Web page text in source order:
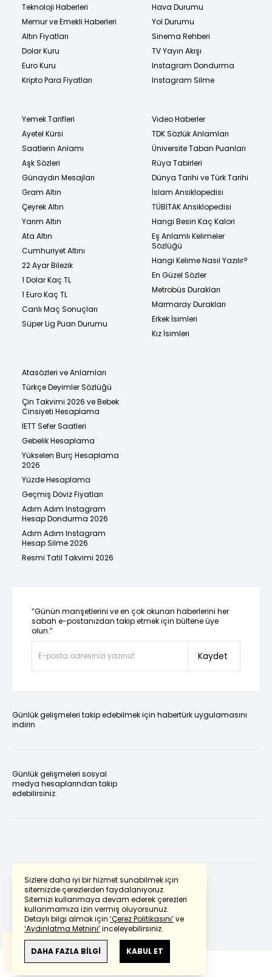
Sizlere daha iyi bir hizmet sunabilmek için
sitemizde çerezlerden faydalanıyoruz.
Sitemizi kullanmaya devam ederek çerezleri
kullanmamıza izin vermiş oluyorsunuz.
Detaylı bilgi almak için ‘Çerez Politikasını’ve
‘Aydınlatma Metnini’inceleyebilirsiniz.
DAHA FAZLA BİLGİ KABUL ET
Teknoloji Haberleri
Memur ve Emekli Haberleri
Altın Fiyatları
Dolar Kuru
Euro Kuru
Kripto Para Fiyatları
Hava Durumu
Yol Durumu
Sinema Rehberi
TV Yayın Akışı
Instagram Dondurma
Instagram Silme
Yemek Tarifleri
Ayetel Kürsi
Saatlerin Anlamı
Aşk Sözleri
Günaydın Mesajları
Gram Altın
Çeyrek Altın
Yarım Altın
Ata Altın
Cumhuriyet Altını
22 Ayar Bilezik
1 Dolar Kaç TL
1 Euro Kaç TL
Canlı Maç Sonuçları
Süper Lig Puan Durumu
Video Haberler
TDK Sözlük Anlamları
Üniversite Taban Puanları
Rüya Tabirleri
Dünya Tarihi ve Türk Tarihi
İslam Ansiklopedisi
TÜBİTAK Ansiklopedisi
Hangi Besin Kaç Kalori
Eş Anlamlı Kelimeler
Sözlüğü
Hangi Kelime Nasıl Yazılır?
En Güzel Sözler
Metrobüs Durakları
Marmaray Durakları
Erkek İsimleri
Kız İsimleri
Atasözleri ve Anlamları
Türkçe Deyimler Sözlüğü
Çin Takvimi 2026 ve Bebek
Cinsiyeti Hesaplama
İETT Sefer Saatleri
Gebelik Hesaplama
Yükselen Burç Hesaplama
2026
Yüzde Hesaplama
Geçmiş Döviz Fiyatları
Adım Adım Instagram
Hesap Dondurma 2026
Adım Adım Instagram
Hesap Silme 2026
Resmi Tatil Takvimi 2026
“Günün manşetlerini ve en çok okunan haberlerini her
sabah e-postanızdan takip etmek için bültene üye
olun.”
Kaydet
Günlük gelişmeleri takip edebilmek için habertürk uygulamasını
indirin
Günlük gelişmeleri sosyal
medya hesaplarından takip
edebilirsiniz.
Powered by Translate
Bu çevirideGoogle Transletekullanılmıştır.
Anlam ve çeviri hatalarından
haberturk.com
sorumlu değildir.